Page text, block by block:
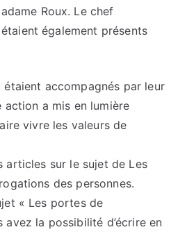
Roux. Le chef
également présents
étaient accompagnés par leur
action a mis en lumière
vivre les valeurs de
sur le sujet de Les
des personnes.
« Les portes de
la possibilité d’écrire en